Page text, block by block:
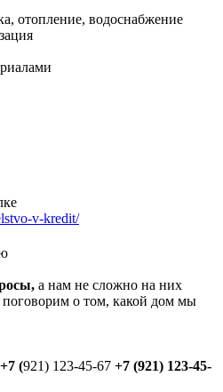
отопление, водоснабжение
v-kredit/
а нам не сложно на них
поговорим о том, какой дом мы
+7 (921) 123-45-67 +7 (921) 123-45-